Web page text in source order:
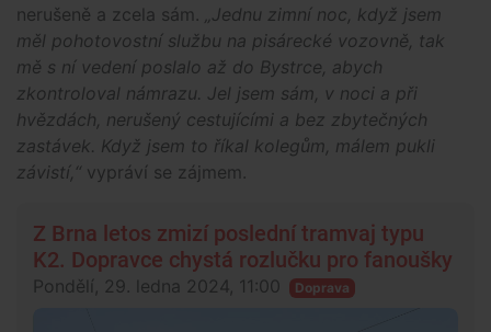
nerušeně a zcela sám.
„Jednu zimní noc, když jsem
měl pohotovostní službu na pisárecké vozovně, tak
mě s ní vedení poslalo až do Bystrce, abych
zkontroloval námrazu. Jel jsem sám, v noci a při
hvězdách, nerušený cestujícími a bez zbytečných
zastávek. Když jsem to říkal kolegům, málem pukli
závistí,“ vypráví se zájmem.
Z Brna letos zmizí poslední tramvaj typu
K2. Dopravce chystá rozlučku pro fanoušky
Pondělí, 29. ledna 2024, 11:00 Doprava